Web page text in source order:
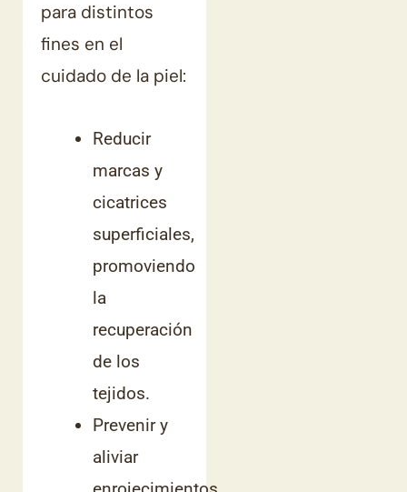
para distintos
fines en el
cuidado de la piel:
Reducir
marcas y
cicatrices
superficiales,
promoviendo
la
recuperación
de los
tejidos.
Prevenir y
aliviar